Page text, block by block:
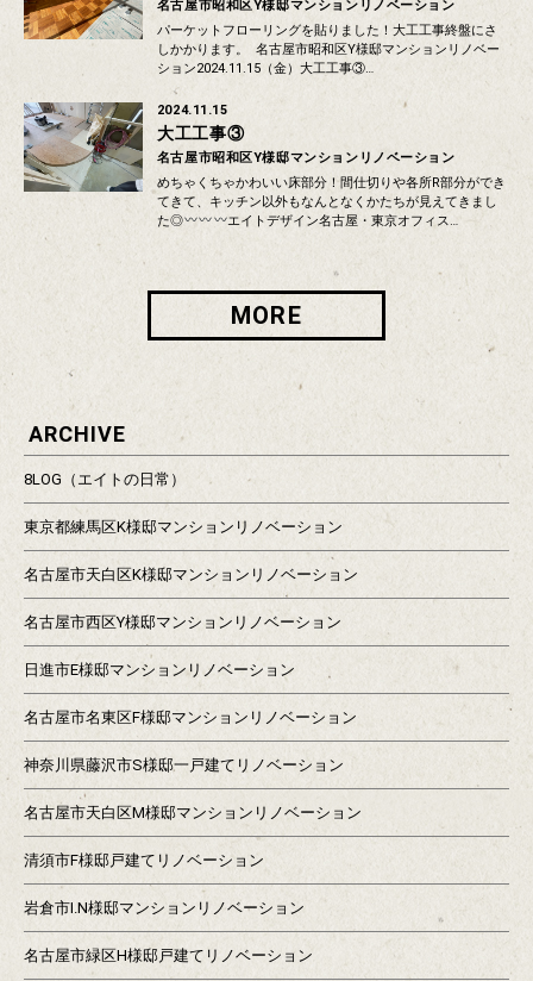
名古屋市昭和区Y様邸マンションリノベーション
パーケットフローリングを貼りました！大工工事終盤にさ
しかかります。 名古屋市昭和区Y様邸マンションリノベー
ション2024.11.15（金）大工工事③…
2024.11.15
大工工事③
名古屋市昭和区Y様邸マンションリノベーション
めちゃくちゃかわいい床部分！間仕切りや各所R部分ができ
てきて、キッチン以外もなんとなくかたちが見えてきまし
た◎
エイトデザイン名古屋・東京オフィス…
MORE
ARCHIVE
8LOG（エイトの日常）
東京都練馬区K様邸マンションリノベーション
名古屋市天白区K様邸マンションリノベーション
名古屋市西区Y様邸マンションリノベーション
日進市E様邸マンションリノベーション
名古屋市名東区F様邸マンションリノベーション
神奈川県藤沢市S様邸一戸建てリノベーション
名古屋市天白区M様邸マンションリノベーション
清須市F様邸戸建てリノベーション
岩倉市I.N様邸マンションリノベーション
名古屋市緑区H様邸戸建てリノベーション